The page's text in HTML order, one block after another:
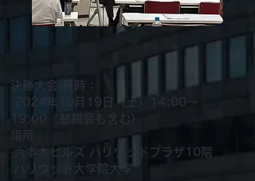
決勝大会 日時：
2024年10月19日（土）14:00～
19:00（懇親会も含む）
場所：
六本木ヒルズ ハリウッドプラザ10階
ハリウッド大学院大学